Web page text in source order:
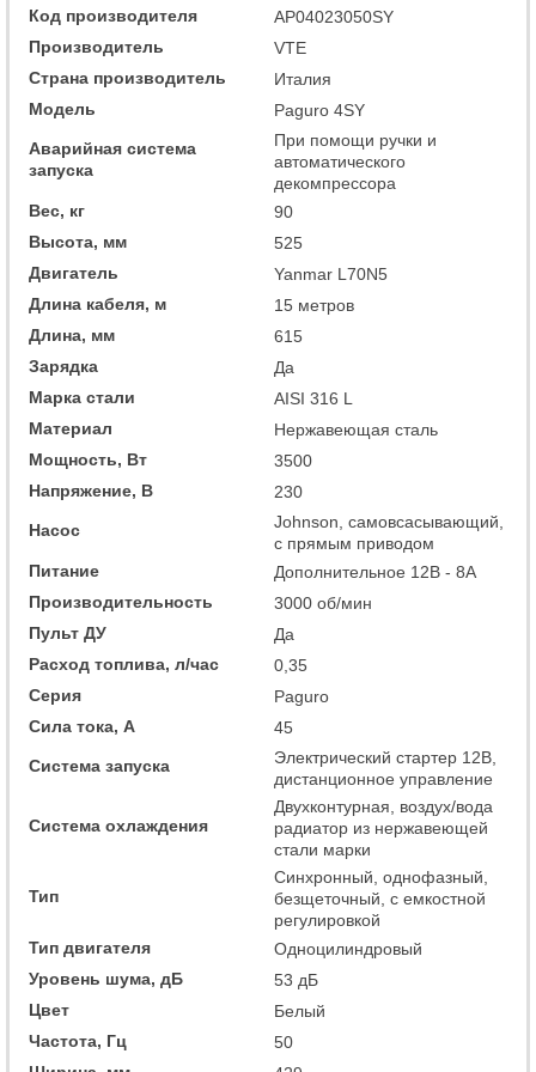
Код производителя
AP04023050SY
Производитель
VTE
Страна производитель
Италия
Модель
Paguro 4SY
Аварийная система
запуска
При помощи ручки и
автоматического
декомпрессора
Вес, кг
90
Высота, мм
525
Двигатель
Yanmar L70N5
Длина кабеля, м
15 метров
Длина, мм
615
Зарядка
Да
Марка стали
AISI 316 L
Материал
Нержавеющая сталь
Мощность, Вт
3500
Напряжение, В
230
Насос
Johnson, самовсасывающий,
с прямым приводом
Питание
Дополнительное 12В - 8А
Производительность
3000 об/мин
Пульт ДУ
Да
Расход топлива, л/час
0,35
Серия
Paguro
Сила тока, А
45
Система запуска
Электрический стартер 12В,
дистанционное управление
Система охлаждения
Двухконтурная, воздух/вода
радиатор из нержавеющей
стали марки
Тип
Синхронный, однофазный,
безщеточный, с емкостной
регулировкой
Тип двигателя
Одноцилиндровый
Уровень шума, дБ
53 дБ
Цвет
Белый
Частота, Гц
50